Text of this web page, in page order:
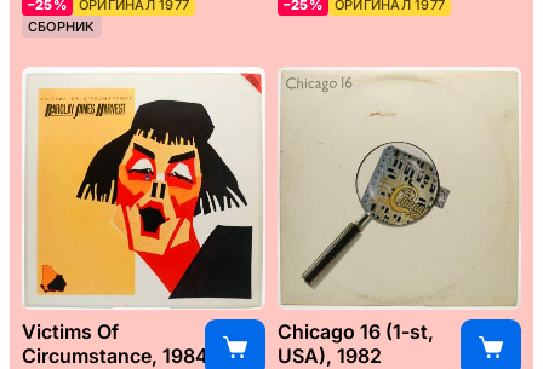
–25%
ОРИГИНАЛ 1977
СБОРНИК
–25% ОРИГИНАЛ 1977
Victims Of
Circumstance, 1984
Chicago 16 (1-st,
USA), 1982